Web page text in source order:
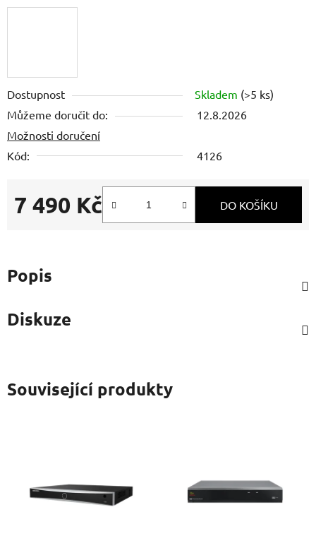
Dostupnost Skladem (>5 ks)
Můžeme doručit do:
12.8.2026
Možnosti doručení
Kód:
4126
7 490 Kč DO KOŠÍKU
Popis
Diskuze
Související produkty